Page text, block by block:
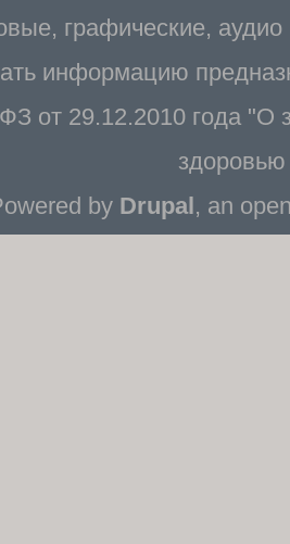
графические,
информацию
от 29.12.2010 года "О
by Drupal, an